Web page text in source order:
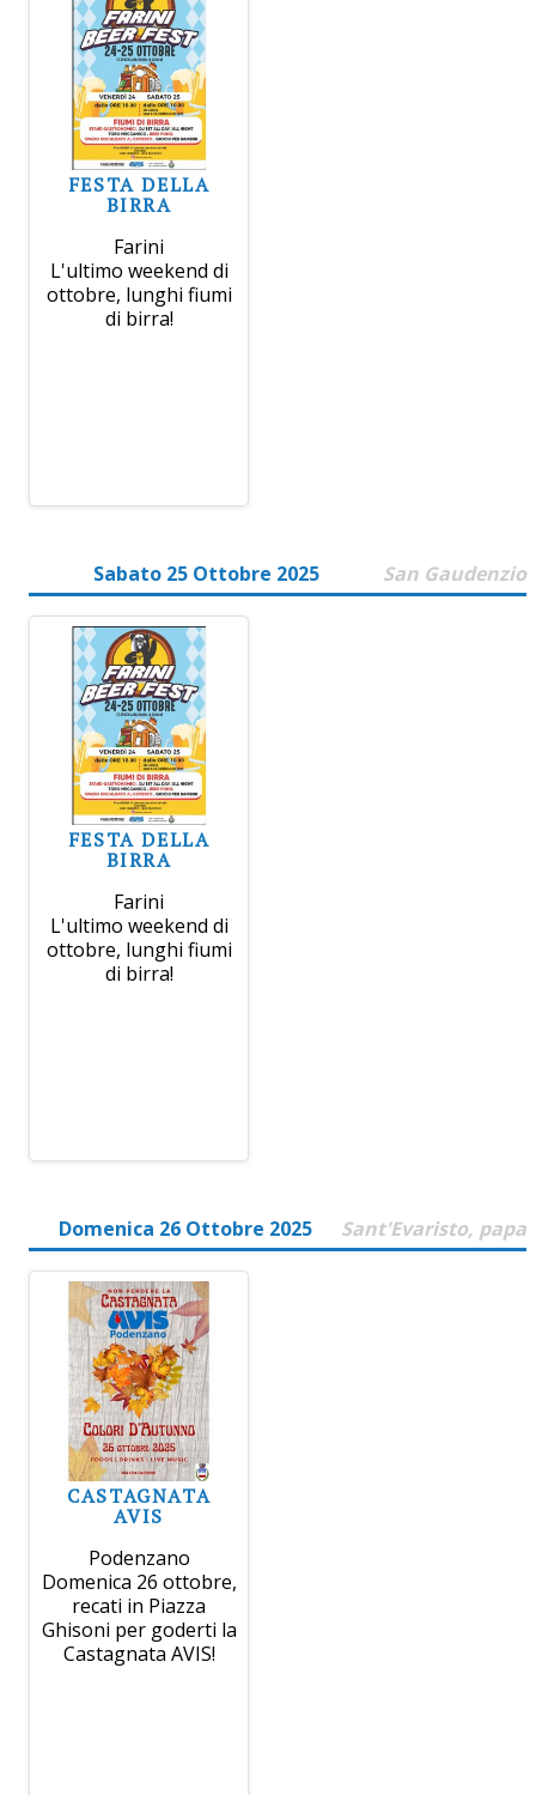
FESTA DELLA
BIRRA
Farini
L'ultimo weekend di
ottobre, lunghi fiumi
di birra!
Sabato 25 Ottobre 2025 San Gaudenzio
FESTA DELLA
BIRRA
Farini
L'ultimo weekend di
ottobre, lunghi fiumi
di birra!
Domenica 26 Ottobre 2025 Sant'Evaristo, papa
CASTAGNATA
AVIS
Podenzano
Domenica 26 ottobre,
recati in Piazza
Ghisoni per goderti la
Castagnata AVIS!